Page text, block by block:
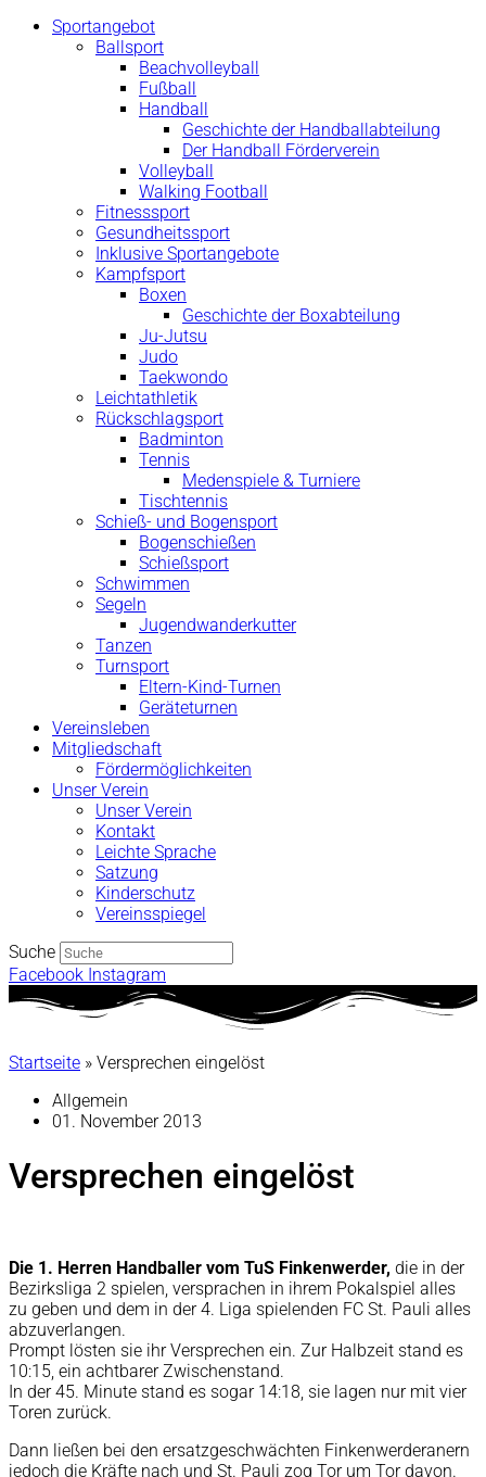
Sportangebot
Ballsport
Beachvolleyball
Fußball
Handball
Geschichte der Handballabteilung
Der Handball Förderverein
Volleyball
Walking Football
Fitnesssport
Gesundheitssport
Inklusive Sportangebote
Kampfsport
Boxen
Geschichte der Boxabteilung
Ju-Jutsu
Judo
Taekwondo
Leichtathletik
Rückschlagsport
Badminton
Tennis
Medenspiele & Turniere
Tischtennis
Schieß- und Bogensport
Bogenschießen
Schießsport
Schwimmen
Segeln
Jugendwanderkutter
Tanzen
Turnsport
Eltern-Kind-Turnen
Geräteturnen
Vereinsleben
Mitgliedschaft
Fördermöglichkeiten
Unser Verein
Unser Verein
Kontakt
Leichte Sprache
Satzung
Kinderschutz
Vereinsspiegel
Suche
Facebook Instagram
Startseite » Versprechen eingelöst
Allgemein
01. November 2013
Versprechen eingelöst
Die 1. Herren Handballer vom TuS Finkenwerder, die in der
Bezirksliga 2 spielen, versprachen in ihrem Pokalspiel alles
zu geben und dem in der 4. Liga spielenden FC St. Pauli alles
abzuverlangen.
Prompt lösten sie ihr Versprechen ein. Zur Halbzeit stand es
10:15, ein achtbarer Zwischenstand.
In der 45. Minute stand es sogar 14:18, sie lagen nur mit vier
Toren zurück.
Dann ließen bei den ersatzgeschwächten Finkenwerderanern
jedoch die Kräfte nach und St. Pauli zog Tor um Tor davon.